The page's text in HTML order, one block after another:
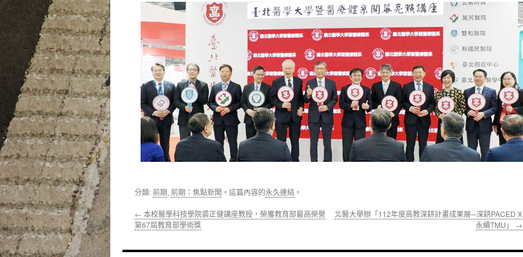
分類:前期, 前期：焦點新聞 。這篇內容的永久連結 。
← 本校醫學科技學院裘正健講座教授，榮獲教育部最高榮譽
第67屆教育部學術獎
北醫大舉辦「112年度高教深耕計畫成果展─深耕PACED X
永續TMU」 →